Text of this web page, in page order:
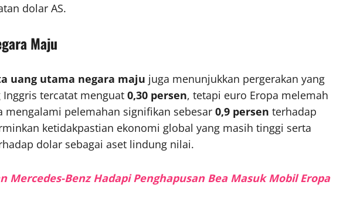
dolar AS.
Maju
uang utama negara maju juga menunjukkan pergerakan yang
tercatat menguat 0,30 persen, tetapi euro Eropa melemah
mengalami pelemahan signifikan sebesar 0,9 persen terhadap
ketidakpastian ekonomi global yang masih tinggi serta
dolar sebagai aset lindung nilai.
Mercedes-Benz Hadapi Penghapusan Bea Masuk Mobil Eropa